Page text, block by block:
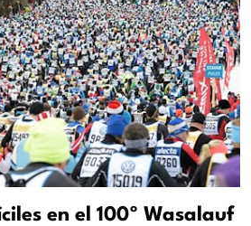
en el 100º Wasalauf